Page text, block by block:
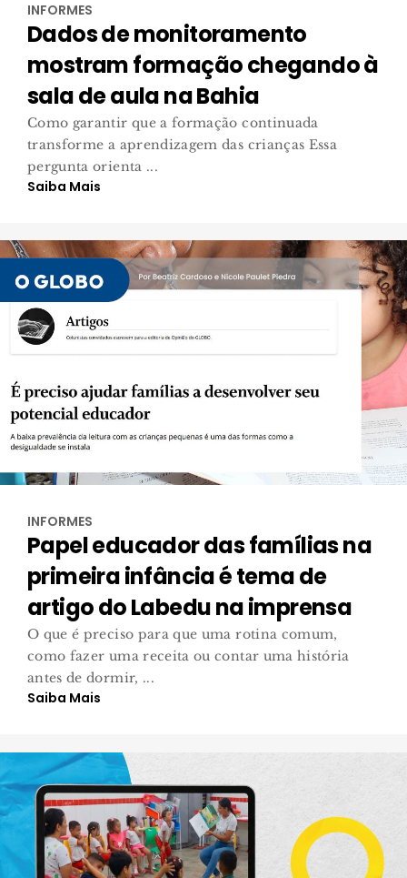
INFORMES
Dados de monitoramento
mostram formação chegando à
sala de aula na Bahia
Como garantir que a formação continuada
transforme a aprendizagem das crianças Essa
pergunta orienta ...
Saiba Mais
INFORMES
Papel educador das famílias na
primeira infância é tema de
artigo do Labedu na imprensa
O que é preciso para que uma rotina comum,
como fazer uma receita ou contar uma história
antes de dormir, ...
Saiba Mais